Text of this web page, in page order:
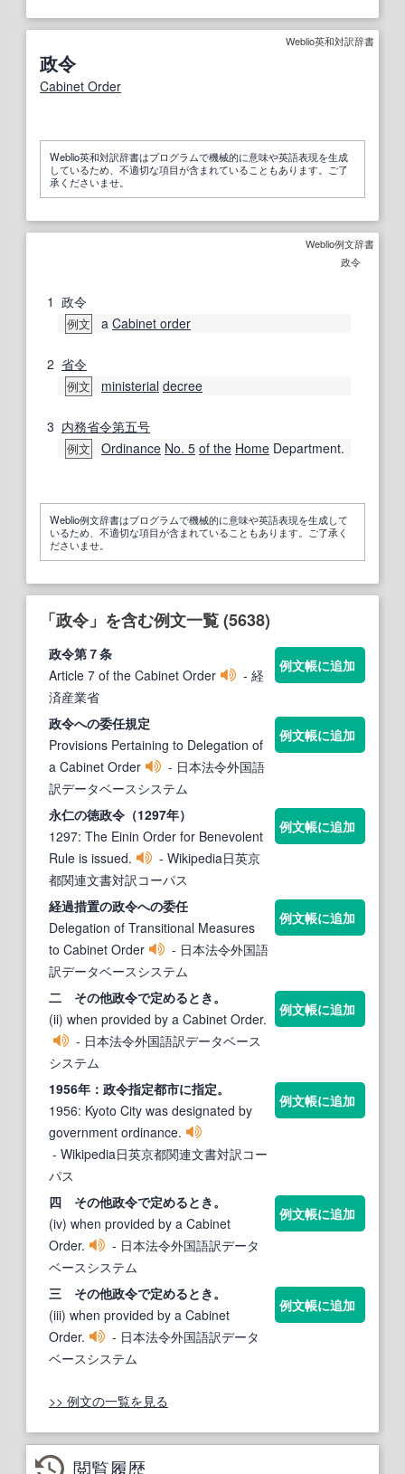
Weblio英和対訳辞書
政令
Cabinet Order
Weblio英和対訳辞書はプログラムで機械的に意味や英語表現を生成
しているため、不適切な項目が含まれていることもあります。ご了
承くださいませ。
Weblio例文辞書
政令
1 政令
例文 a Cabinet order
2 省令
例文 ministerial decree
3 内務省令第五号
例文 Ordinance No. 5 of the Home Department.
Weblio例文辞書はプログラムで機械的に意味や英語表現を生成して
いるため、不適切な項目が含まれていることもあります。ご了承く
ださいませ。
「政令」を含む例文一覧 (5638)
政令第７条
Article 7 of the Cabinet Order
- 経
済産業省
例文帳に追加
政令への委任規定
Provisions Pertaining to Delegation of
a Cabinet Order
- 日本法令外国語
訳データベースシステム
例文帳に追加
永仁の徳政令 （1297年）
1297: The Einin Order for Benevolent
Rule is issued.
- Wikipedia日英京
都関連文書対訳コーパス
例文帳に追加
経過措置の政令への委任
Delegation of Transitional Measures
to Cabinet Order
- 日本法令外国語
訳データベースシステム
例文帳に追加
二 その他政令で定めるとき。
(ii) when provided by a Cabinet Order.
- 日本法令外国語訳データベース
システム
例文帳に追加
1956年： 政令指定都市に指定。
1956: Kyoto City was designated by
government ordinance.
- Wikipedia日英京都関連文書対訳コー
パス
例文帳に追加
四 その他政令で定めるとき。
(iv) when provided by a Cabinet
Order.
- 日本法令外国語訳データ
ベースシステム
例文帳に追加
三 その他政令で定めるとき。
(iii) when provided by a Cabinet
Order.
- 日本法令外国語訳データ
ベースシステム
例文帳に追加
>> 例文の一覧を見る
閲覧履歴